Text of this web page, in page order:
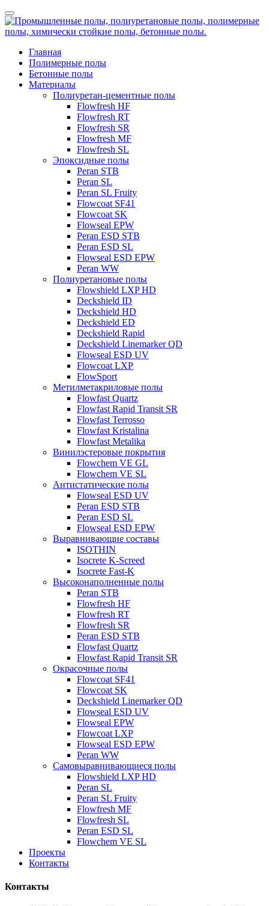
Главная
Полимерные полы
Бетонные полы
Материалы
Полиуретан-цементные полы
Flowfresh HF
Flowfresh RT
Flowfresh SR
Flowfresh MF
Flowfresh SL
Эпоксидные полы
Peran STB
Peran SL
Peran SL Fruity
Flowcoat SF41
Flowcoat SK
Flowseal EPW
Peran ESD STB
Peran ESD SL
Flowseal ESD EPW
Peran WW
Полиуретановые полы
Flowshield LXP HD
Deckshield ID
Deckshield HD
Deckshield ED
Deckshield Rapid
Deckshield Linemarker QD
Flowseal ESD UV
Flowcoat LXP
FlowSport
Метилметакриловые полы
Flowfast Quartz
Flowfast Rapid Transit SR
Flowfast Terrosso
Flowfast Kristalina
Flowfast Metalika
Винилэстеровые покрытия
Flowchem VE GL
Flowchem VE SL
Антистатические полы
Flowseal ESD UV
Peran ESD STB
Peran ESD SL
Flowseal ESD EPW
Выравнивающие составы
ISOTHIN
Isocrete K-Screed
Isocrete Fast-K
Высоконаполненные полы
Peran STB
Flowfresh HF
Flowfresh RT
Flowfresh SR
Peran ESD STB
Flowfast Quartz
Flowfast Rapid Transit SR
Окрасочные полы
Flowcoat SF41
Flowcoat SK
Deckshield Linemarker QD
Flowseal ESD UV
Flowseal EPW
Flowcoat LXP
Flowseal ESD EPW
Peran WW
Самовыравнивающиеся полы
Flowshield LXP HD
Peran SL
Peran SL Fruity
Flowfresh MF
Flowfresh SL
Peran ESD SL
Flowchem VE SL
Проекты
Контакты
Контакты